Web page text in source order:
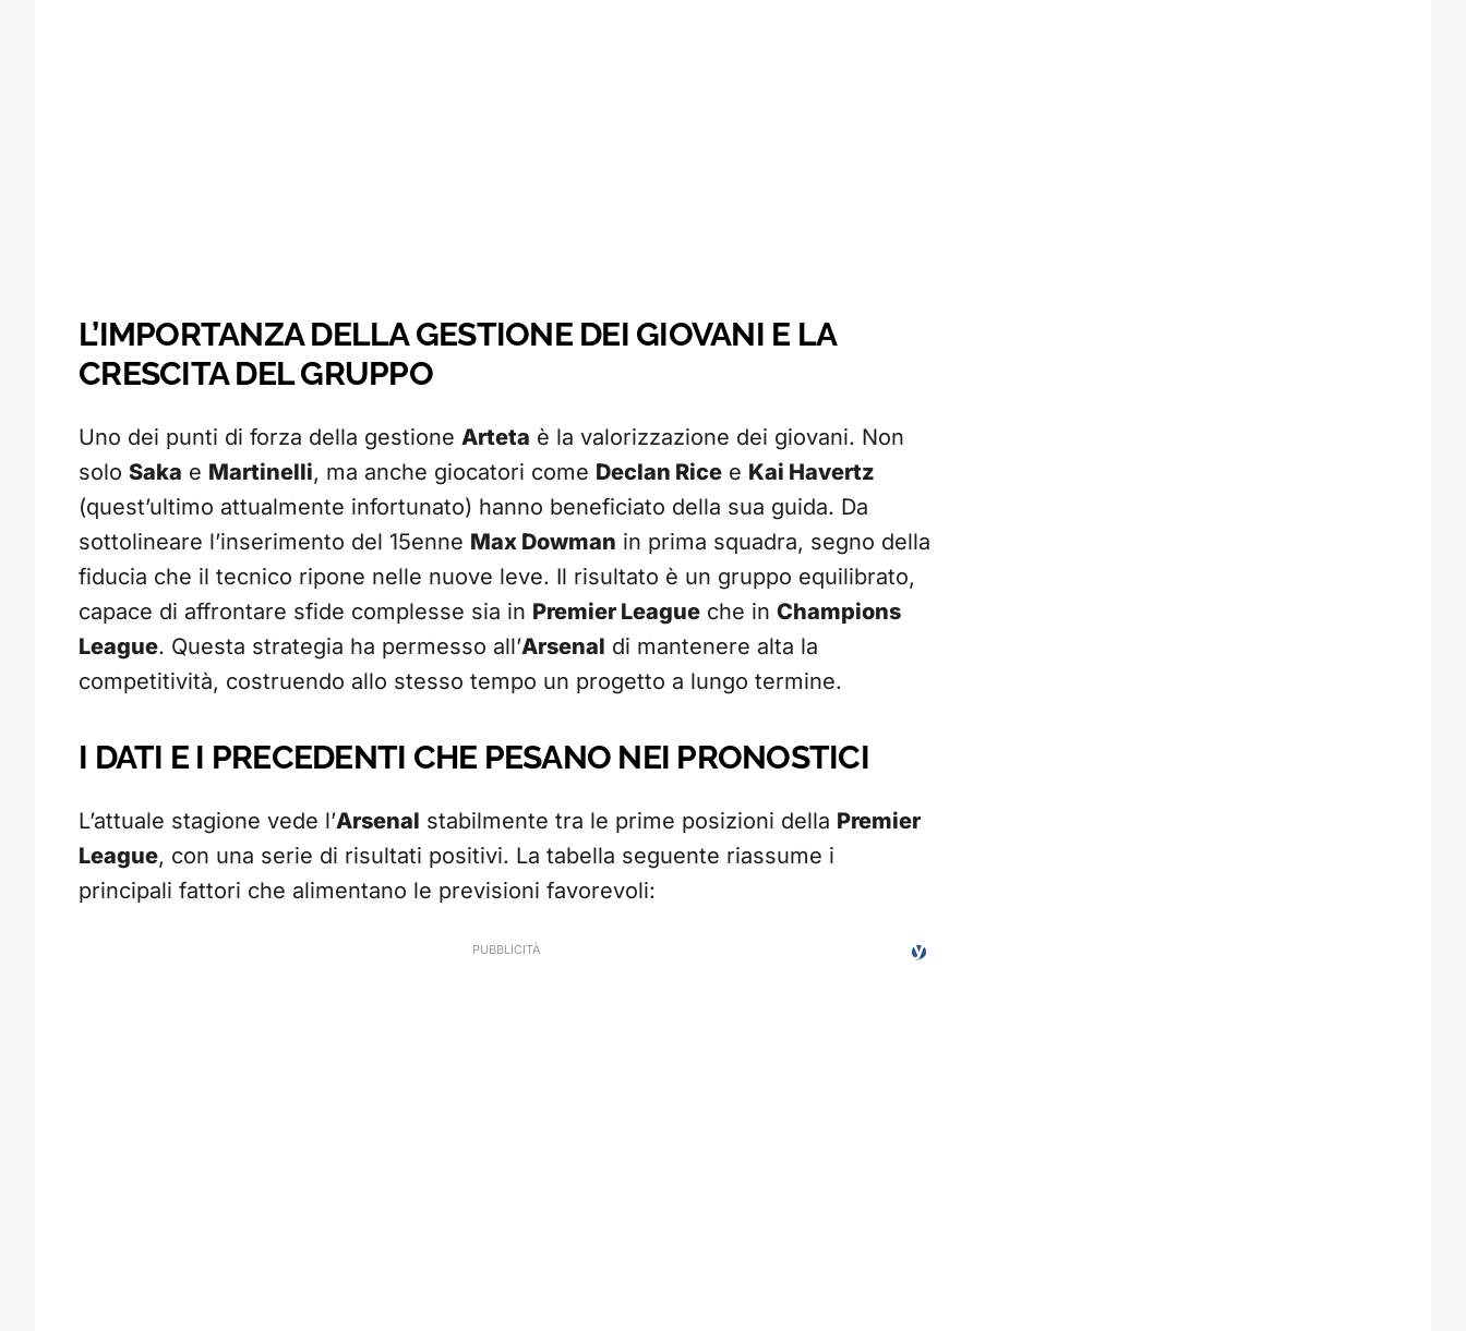
L’IMPORTANZA DELLA GESTIONE DEI GIOVANI E LA
CRESCITA DEL GRUPPO
Uno dei punti di forza della gestione Arteta è la valorizzazione dei giovani. Non
solo Saka e Martinelli, ma anche giocatori come Declan Rice e Kai Havertz
(quest’ultimo attualmente infortunato) hanno beneficiato della sua guida. Da
sottolineare l’inserimento del 15enne Max Dowman in prima squadra, segno della
fiducia che il tecnico ripone nelle nuove leve. Il risultato è un gruppo equilibrato,
capace di affrontare sfide complesse sia in Premier League che in Champions
League. Questa strategia ha permesso all’Arsenal di mantenere alta la
competitività, costruendo allo stesso tempo un progetto a lungo termine.
I DATI E I PRECEDENTI CHE PESANO NEI PRONOSTICI
L’attuale stagione vede l’Arsenal stabilmente tra le prime posizioni della Premier
League, con una serie di risultati positivi. La tabella seguente riassume i
principali fattori che alimentano le previsioni favorevoli: